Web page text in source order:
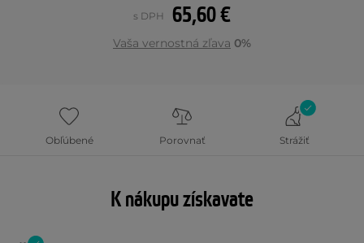
65,60 €
s DPH
Vaša vernostná zľava 0%
Obľúbené Porovnať Strážiť
K nákupu získavate